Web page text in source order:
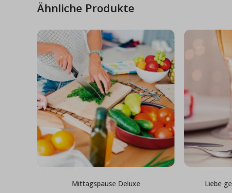
Ähnliche Produkte
Mittagspause Deluxe Liebe